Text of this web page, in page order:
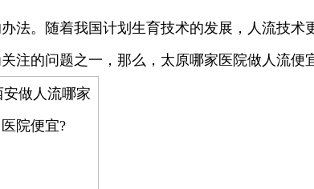
。随着我国计划生育技术的发展，人流技术
注的问题之一，那么，太原哪家医院做人流便